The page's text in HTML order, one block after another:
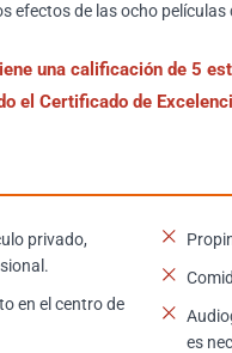
efectos de las ocho películas
una calificación de 5
el Certificado de
privado,
en el centro de
es